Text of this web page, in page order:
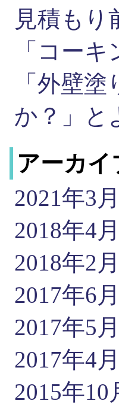
見積もり
「コー
「外壁
か？」と
アーカイ
2021年3月
2018年4月
2018年2月
2017年6月
2017年5月
2017年4月
2015年10